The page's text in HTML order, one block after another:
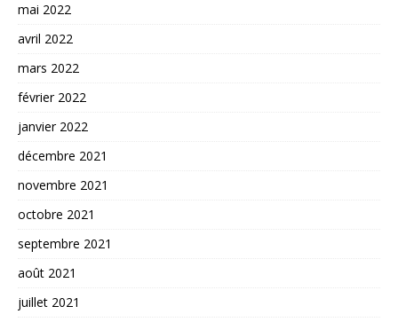
mai 2022
avril 2022
mars 2022
février 2022
janvier 2022
décembre 2021
novembre 2021
octobre 2021
septembre 2021
août 2021
juillet 2021